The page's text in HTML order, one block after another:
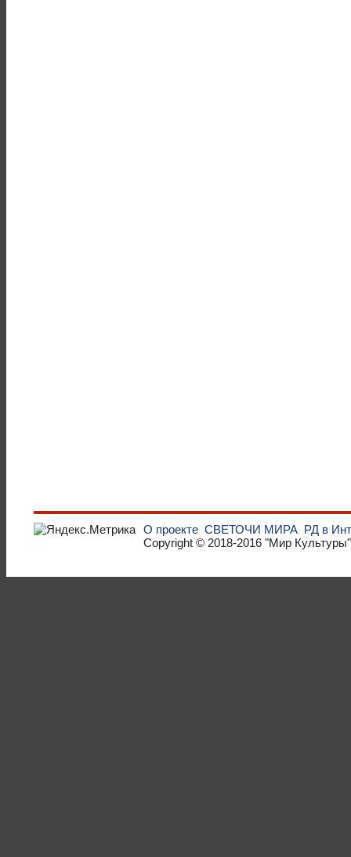
О проекте СВЕТОЧИ МИРА РД в
Copyright © 2018-2016 "Мир Культуры"